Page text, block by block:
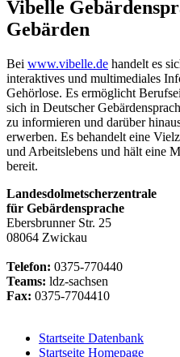
Vibelle
Gebärden
Bei www.vibelle.de handelt es
interaktives und multimediales
Gehörlose. Es ermöglicht
sich in Deutscher
zu informieren und darüber
erwerben. Es behandelt eine
und Arbeitslebens und hält eine
bereit.
Landesdolmetscherzentrale
für Gebärdensprache
Ebersbrunner Str. 25
08064 Zwickau
Telefon: 0375-770440
Teams: ldz-sachsen
Fax: 0375-7704410
Startseite Datenbank
Startseite Homepage